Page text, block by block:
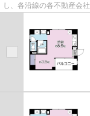
し、各沿線の各不動産会